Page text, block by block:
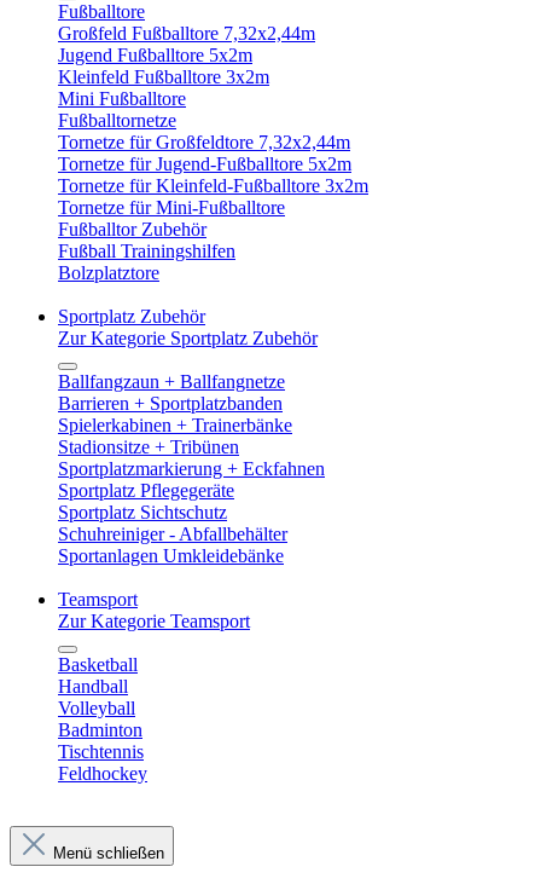
Fußballtore
Großfeld Fußballtore 7,32x2,44m
Jugend Fußballtore 5x2m
Kleinfeld Fußballtore 3x2m
Mini Fußballtore
Fußballtornetze
Tornetze für Großfeldtore 7,32x2,44m
Tornetze für Jugend-Fußballtore 5x2m
Tornetze für Kleinfeld-Fußballtore 3x2m
Tornetze für Mini-Fußballtore
Fußballtor Zubehör
Fußball Trainingshilfen
Bolzplatztore
Sportplatz Zubehör
Zur Kategorie Sportplatz Zubehör
Ballfangzaun + Ballfangnetze
Barrieren + Sportplatzbanden
Spielerkabinen + Trainerbänke
Stadionsitze + Tribünen
Sportplatzmarkierung + Eckfahnen
Sportplatz Pflegegeräte
Sportplatz Sichtschutz
Schuhreiniger - Abfallbehälter
Sportanlagen Umkleidebänke
Teamsport
Zur Kategorie Teamsport
Basketball
Handball
Volleyball
Badminton
Tischtennis
Feldhockey
Menü schließen